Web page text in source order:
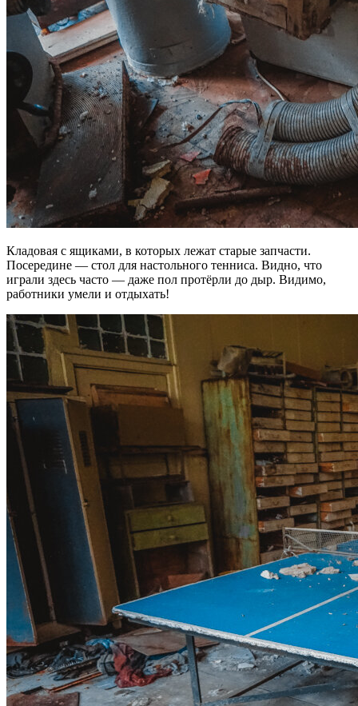
Кладовая с ящиками, в которых лежат старые запчасти.
Посередине — стол для настольного тенниса. Видно, что
играли здесь часто — даже пол протёрли до дыр. Видимо,
работники умели и отдыхать!